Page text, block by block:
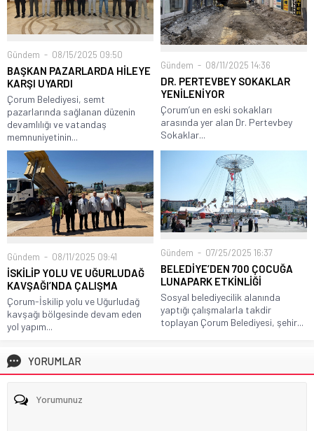
Gündem 08/15/2025 09:50
BAŞKAN PAZARLARDA HİLEYE
KARŞI UYARDI
Çorum Belediyesi, semt
pazarlarında sağlanan düzenin
devamlılığı ve vatandaş
memnuniyetinin...
Gündem 08/11/2025 14:36
DR. PERTEVBEY SOKAKLAR
YENİLENİYOR
Çorum’un en eski sokakları
arasında yer alan Dr. Pertevbey
Sokaklar...
Gündem 08/11/2025 09:41
İSKİLİP YOLU VE UĞURLUDAĞ
KAVŞAĞI’NDA ÇALIŞMA
Çorum-İskilip yolu ve Uğurludağ
kavşağı bölgesinde devam eden
yol yapım...
Gündem 07/25/2025 16:37
BELEDİYE’DEN 700 ÇOCUĞA
LUNAPARK ETKİNLİĞİ
Sosyal belediyecilik alanında
yaptığı çalışmalarla takdir
toplayan Çorum Belediyesi, şehir...
YORUMLAR